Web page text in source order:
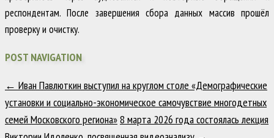
респондентам. После завершения сбора данных массив прошёл
проверку и очистку.
POST NAVIGATION
← Иван Павлюткин выступил на круглом столе «Демографические
установки и социально-экономическое самочувствие многодетных
семей Московского региона»8 марта 2026 года состоялась лекция